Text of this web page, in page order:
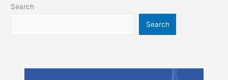
Search
Search